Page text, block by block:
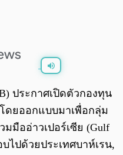
0:00/
ประกาศเปิดตัวกองทุน
ดยออกแบบมาเพื่อกลุ่ม
มืออ่าวเปอร์เซีย (Gulf
บไปด้วยประเทศบาห์เรน,